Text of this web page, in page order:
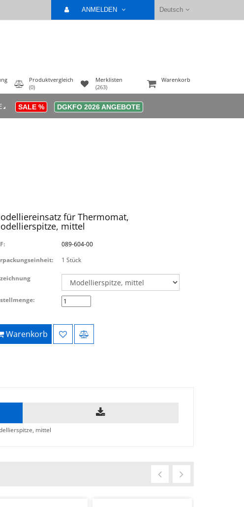
Deutsch
ANMELDEN
Warenkorb
Merklisten
(263)
Produktvergleich
(0)
SALE % DGKFO 2026 ANGEBOTE
für Thermomat,
mittel
089-604-00
1 Stück
Warenkorb
mittel